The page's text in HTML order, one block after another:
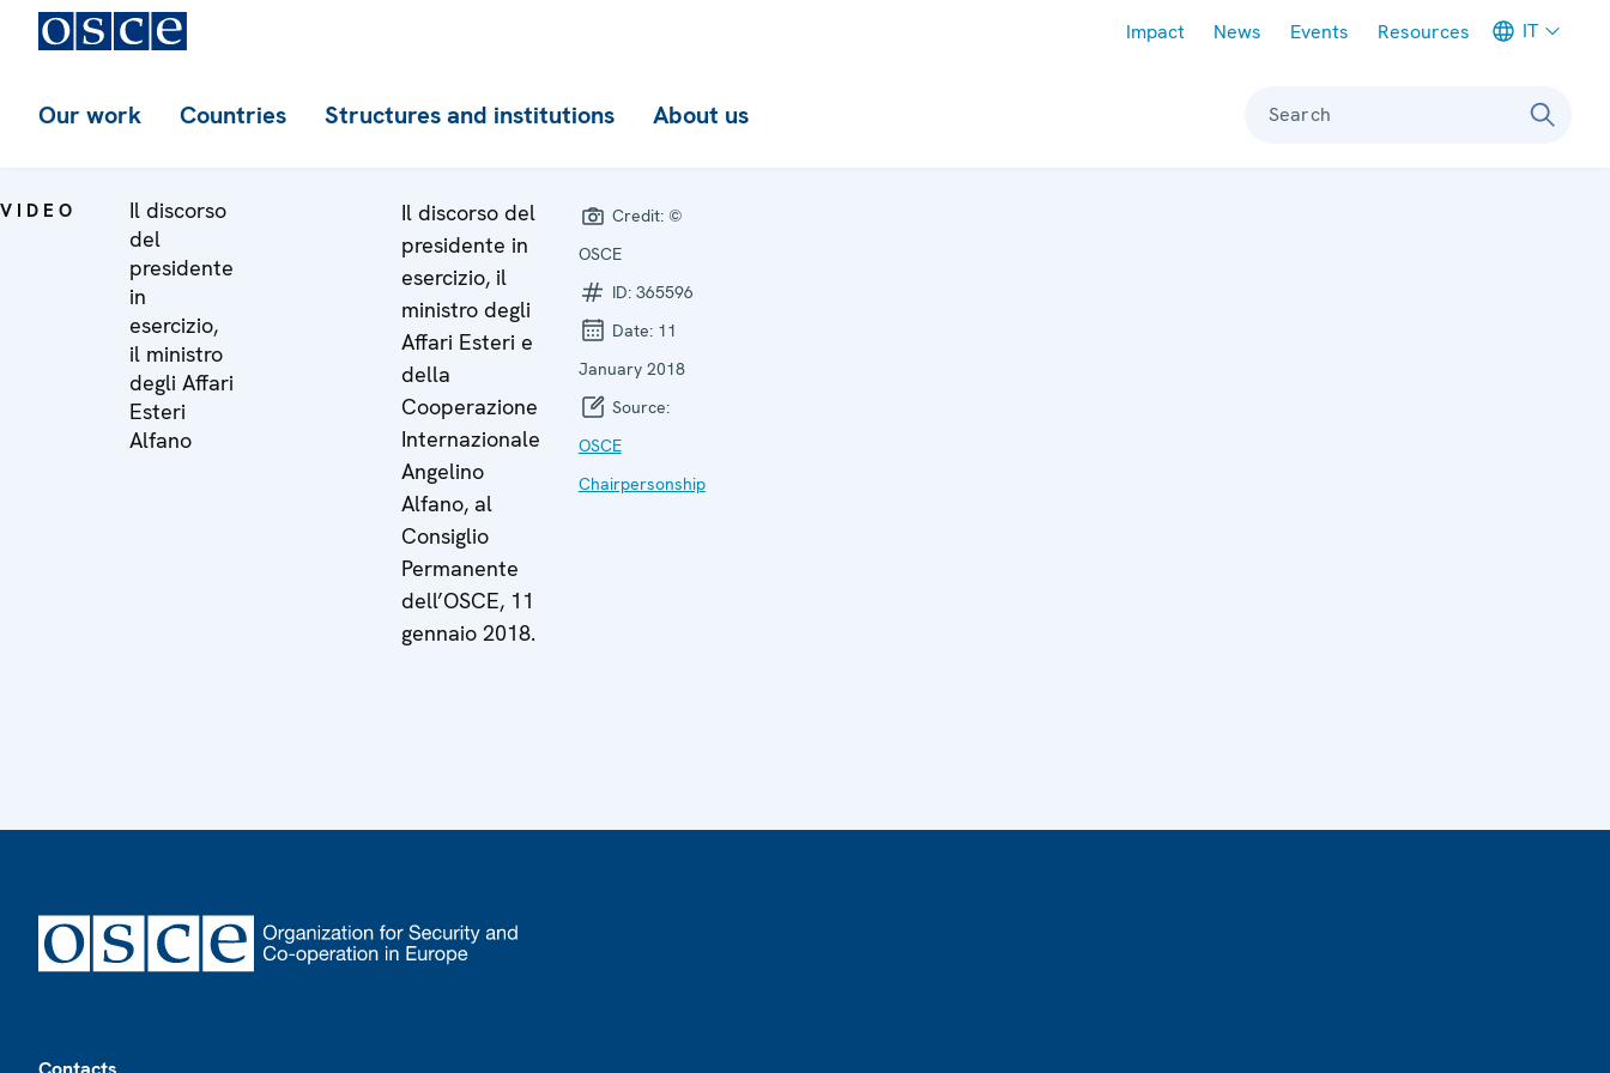
Impact News Events Resources IT
Our work Countries Structures and institutions About us Search
VIDEO
Il discorso
del
presidente
in
esercizio,
il ministro
degli Affari
Esteri
Alfano
Il discorso del
presidente in
esercizio, il
ministro degli
Affari Esteri e
della
Cooperazione
Internazionale
Angelino
Alfano, al
Consiglio
Permanente
dell’OSCE, 11
gennaio 2018.
Credit: ©
OSCE
ID: 365596
Date: 11
January 2018
Source:
OSCE
Chairpersonship